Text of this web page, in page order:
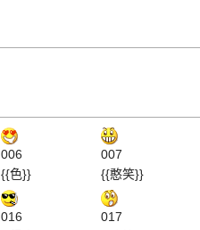
006
{{色}}
007
{{憨笑}}
016
017